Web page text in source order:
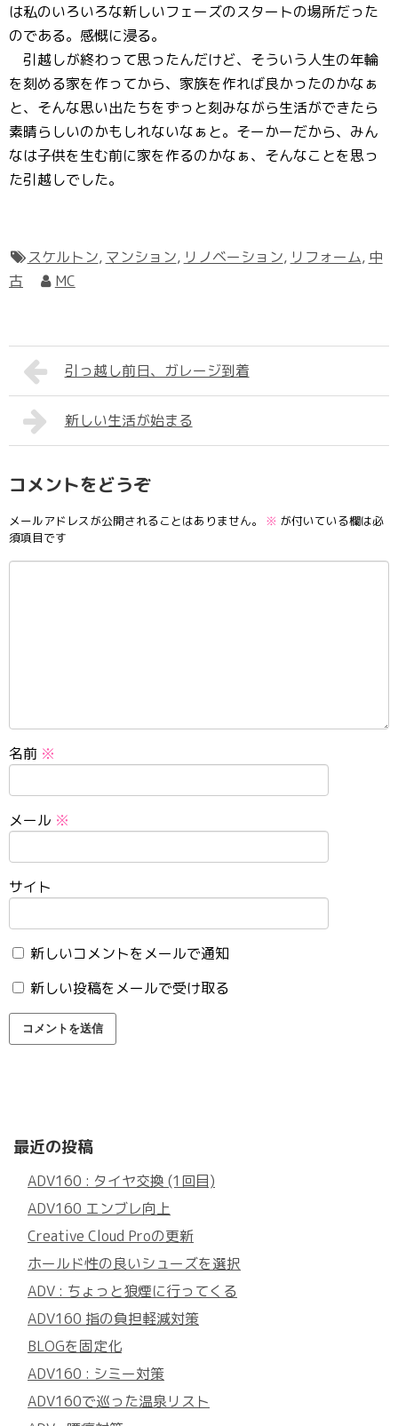
は私のいろいろな新しいフェーズのスタートの場所だった
のである。感慨に浸る。
引越しが終わって思ったんだけど、そういう人生の年輪
を刻める家を作ってから、家族を作れば良かったのかなぁ
と、そんな思い出たちをずっと刻みながら生活ができたら
素晴らしいのかもしれないなぁと。そーかーだから、みん
なは子供を生む前に家を作るのかなぁ、そんなことを思っ
た引越しでした。
スケルトン, マンション, リノベーション, リフォーム, 中
古
MC
引っ越し前日、ガレージ到着
新しい生活が始まる
コメントをどうぞ
メールアドレスが公開されることはありません。 ※ が付いている欄は必
須項目です
名前 ※
メール ※
サイト
新しいコメントをメールで通知
新しい投稿をメールで受け取る
最近の投稿
ADV160 : タイヤ交換 (1回目)
ADV160 エンブレ向上
Creative Cloud Proの更新
ホールド性の良いシューズを選択
ADV : ちょっと狼煙に行ってくる
ADV160 指の負担軽減対策
BLOGを固定化
ADV160 : シミー対策
ADV160で巡った温泉リスト